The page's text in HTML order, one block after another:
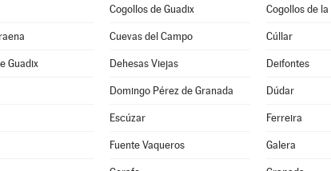
Cogollos de Guadix Cogollos de la
Cuevas del Campo Cúllar
Guadix Dehesas Viejas Deifontes
Domingo Pérez de Granada Dúdar
Escúzar Ferreira
Fuente Vaqueros Galera